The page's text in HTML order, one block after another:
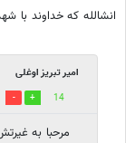
انشالله که خداوند با
امیر تبریز اوغلی
14
مرحبا به